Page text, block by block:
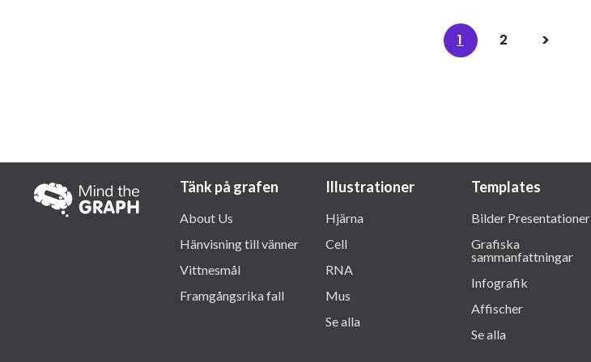
1 2
Tänk på grafen
About Us
Hänvisning till vänner
Vittnesmål
Framgångsrika fall
Illustrationer
Hjärna
Cell
RNA
Mus
Se alla
Templates
Bilder Presentationer
Grafiska
sammanfattningar
Infografik
Affischer
Se alla